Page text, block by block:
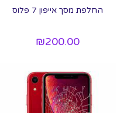
החלפת מסך אייפון 7 פלוס
₪200.00